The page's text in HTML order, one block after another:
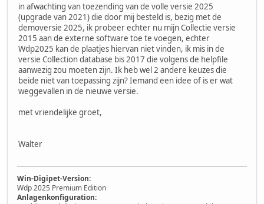
in afwachting van toezending van de volle versie 2025
(upgrade van 2021) die door mij besteld is, bezig met de
demoversie 2025, ik probeer echter nu mijn Collectie versie
2015 aan de externe software toe te voegen, echter
Wdp2025 kan de plaatjes hiervan niet vinden, ik mis in de
versie Collection database bis 2017 die volgens de helpfile
aanwezig zou moeten zijn. Ik heb wel 2 andere keuzes die
beide niet van toepassing zijn? Iemand een idee of is er wat
weggevallen in de nieuwe versie.
met vriendelijke groet,
Walter
Win-Digipet-Version:
Wdp 2025 Premium Edition
Anlagenkonfiguration: